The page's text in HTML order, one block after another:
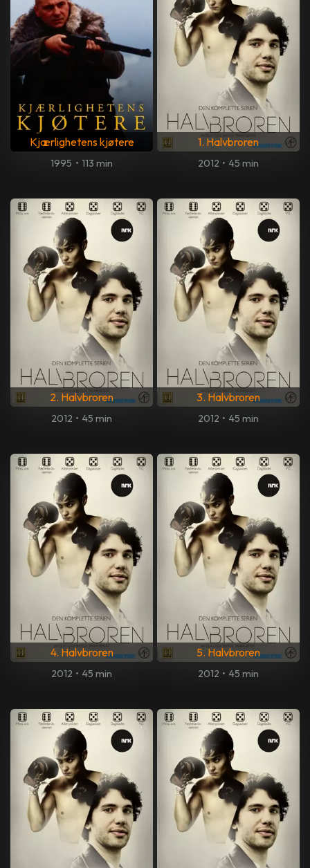
Kjærlighetens kjøtere
1995 • 113 min
1. Halvbroren
2012 • 45 min
2. Halvbroren
2012 • 45 min
3. Halvbroren
2012 • 45 min
4. Halvbroren
2012 • 45 min
5. Halvbroren
2012 • 45 min